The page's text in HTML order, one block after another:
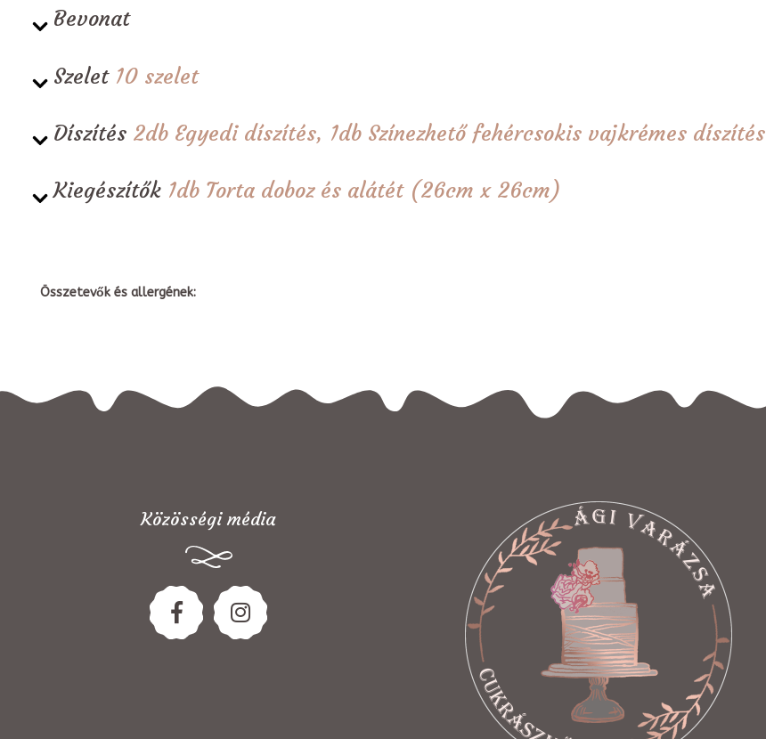
Bevonat
Szelet 10 szelet
Díszítés 2db Egyedi díszítés, 1db Színezhető fehércsokis vajkrémes díszítés
Kiegészítők 1db Torta doboz és alátét (26cm x 26cm)
Összetevők és allergének:
Közösségi média